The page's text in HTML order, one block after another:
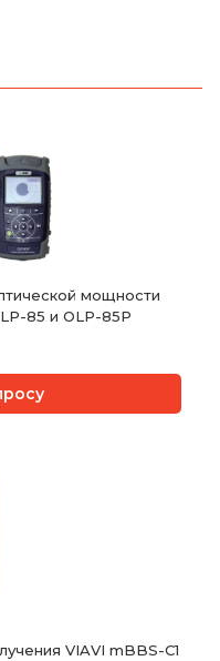
мощности
85 и OLP-85P
VIAVI mBBS-C1